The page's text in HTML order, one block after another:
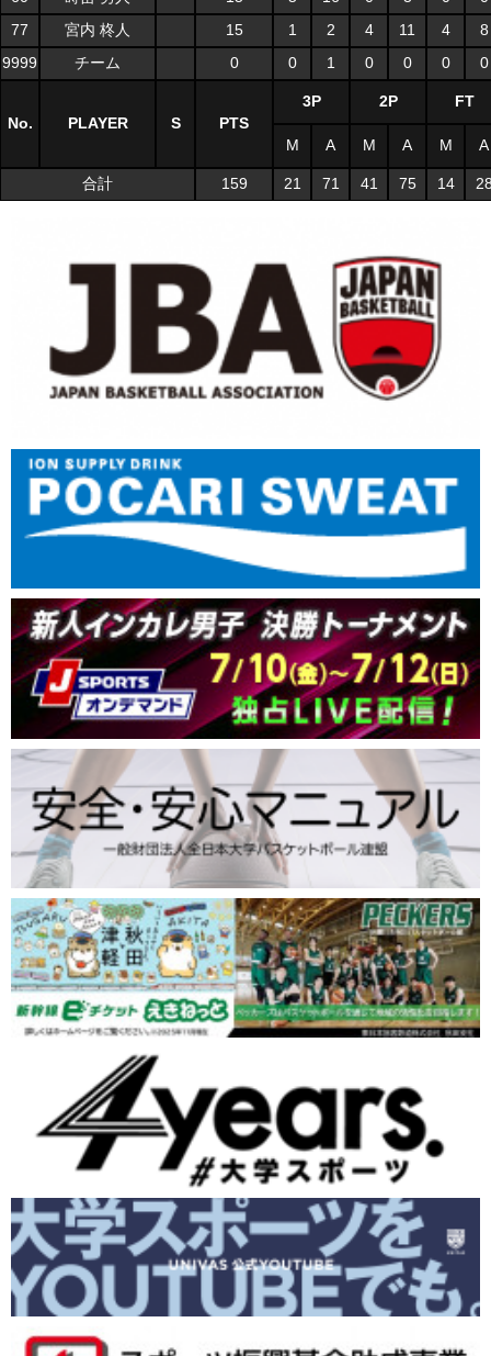
77
宮内 柊人 15 1 2 4 11 4
8
9999
チーム 0 0 1 0 0 0 0
No. PLAYER S PTS
3P 2P FT
M A M A M A
合計 159 21 71 41 75 14